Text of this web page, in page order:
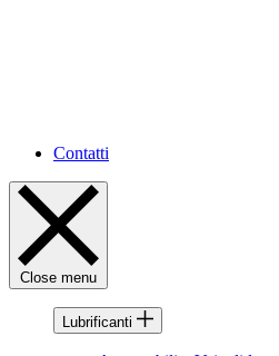
Contatti
Close menu
Lubrificanti